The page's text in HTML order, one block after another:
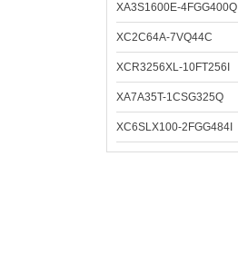
XA3S1600E-4FGG400Q
XC2C64A-7VQ44C
XCR3256XL-10FT256I
XA7A35T-1CSG325Q
XC6SLX100-2FGG484I